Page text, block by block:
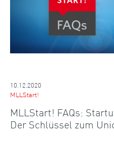
10.12.2020
MLLStart!
MLLStart! FAQs:
Der Schlüssel zum